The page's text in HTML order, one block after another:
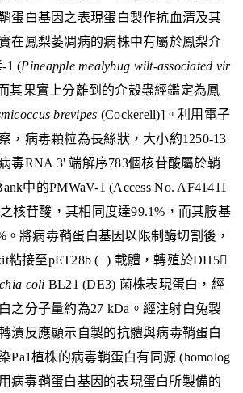
蛋白基因之表現蛋白製作抗血清及其
在鳳梨萎凋病的病株中有屬於鳳梨介
1 (Pineapple mealybug wilt-associated vir
其果實上分離到的介殼蟲經鑑定為鳳
brevipes (Cockerell)]。利用電子
，病毒顆粒為長絲狀，大小約1250-13
毒RNA 3' 端解序783個核苷酸屬於鞘
中的PMWaV-1 (Access No. AF41411
核苷酸，其相同度達99.1%，而其胺基
。將病毒鞘蛋白基因以限制酶切割後，
粘接至pET28b (+) 載體，轉殖於DH5
coli BL21 (DE3) 菌株表現蛋白，經
之分子量約為27 kDa。經注射白兔製
漬反應顯示自製的抗體與病毒鞘蛋白
Pa1植株的病毒鞘蛋白有同源 (homolog
病毒鞘蛋白基因的表現蛋白所製備的